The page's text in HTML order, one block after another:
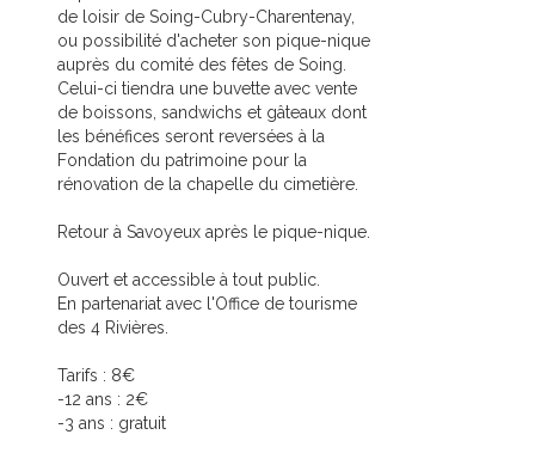
de loisir de Soing-Cubry-Charentenay,
ou possibilité d'acheter son pique-nique
auprès du comité des fêtes de Soing.
Celui-ci tiendra une buvette avec vente
de boissons, sandwichs et gâteaux dont
les bénéfices seront reversées à la
Fondation du patrimoine pour la
rénovation de la chapelle du cimetière.
Retour à Savoyeux après le pique-nique.
Ouvert et accessible à tout public.
En partenariat avec l'Office de tourisme
des 4 Rivières.
Tarifs : 8€
-12 ans : 2€
-3 ans : gratuit